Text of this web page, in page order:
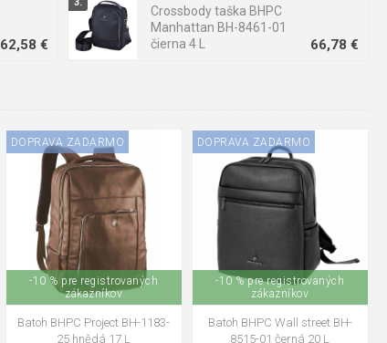
62,58 €
Crossbody taška BHPC
Manhattan BH-8461-01
čierna 4 L
66,78 €
DOPRAVA ZADARMO
-10 % pre registrovaných
zákazníkov
Batoh BHPC Project BH-1183-
25 hnědá 17 L
DOPRAVA ZADARMO
-10 % pre registrovaných
zákazníkov
Batoh BHPC Wall street BH-
8515-01 černá 20 L